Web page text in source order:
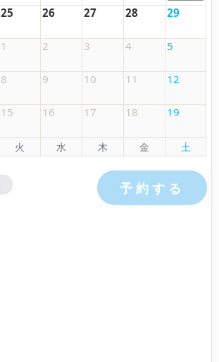
25 26 27 28 29
1 2 3 4 5
8 9 10 11 12
15 16 17 18 19
火 水 木 金 土
予約する